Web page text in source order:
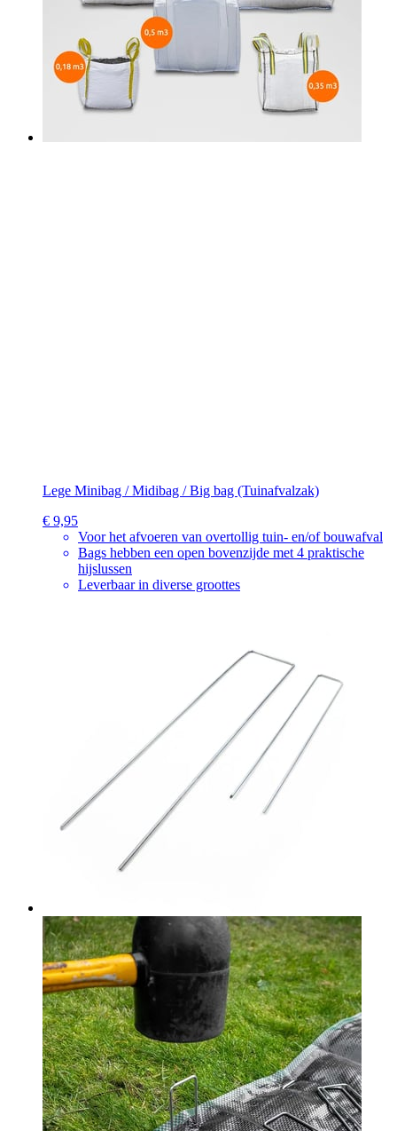
Lege Minibag / Midibag / Big bag (Tuinafvalzak)
€ 9,95
Voor het afvoeren van overtollig tuin- en/of bouwafval
Bags hebben een open bovenzijde met 4 praktische
hijslussen
Leverbaar in diverse groottes